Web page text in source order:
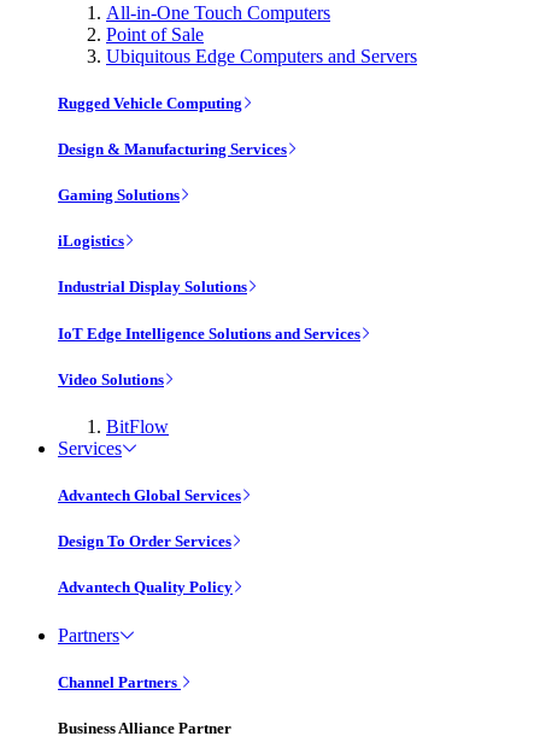
All-in-One Touch Computers
Point of Sale
Ubiquitous Edge Computers and Servers
Rugged Vehicle Computing
Design & Manufacturing Services
Gaming Solutions
iLogistics
Industrial Display Solutions
IoT Edge Intelligence Solutions and Services
Video Solutions
BitFlow
Services
Advantech Global Services
Design To Order Services
Advantech Quality Policy
Partners
Channel Partners
Business Alliance Partner